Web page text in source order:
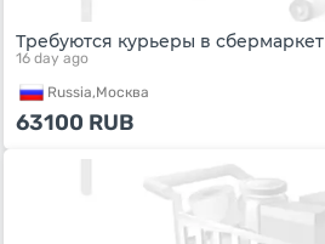
Требуются курьеры в сбермаркет
16 day ago
Russia,Москва
63100 RUB